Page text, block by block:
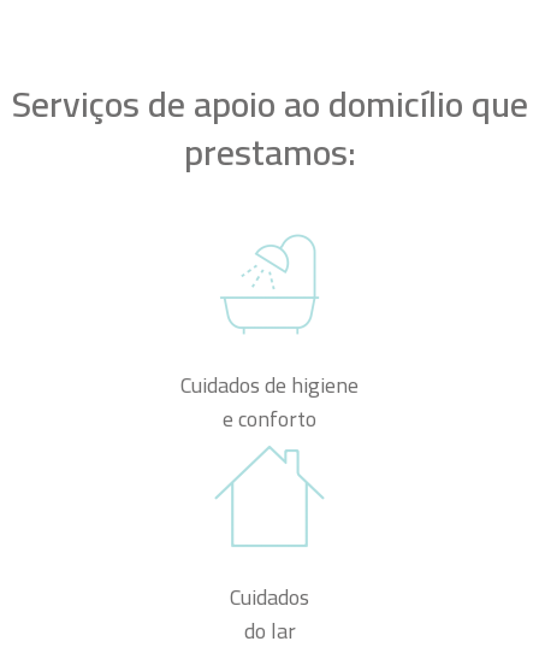
Serviços de apoio ao domicílio que
prestamos:
Cuidados de higiene
e conforto
Cuidados
do lar